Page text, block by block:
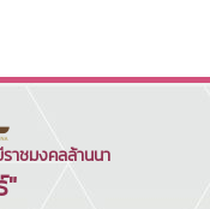
าชมงคลล้านนา
"